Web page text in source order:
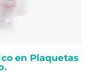
en Plaquetas